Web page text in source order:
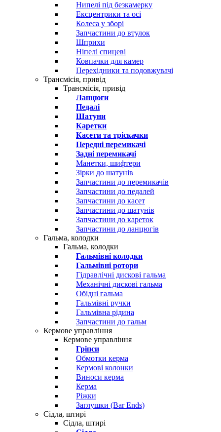
Нипелі під безкамерку
Ексцентрики та осі
Колеса у зборі
Запчастини до втулок
Шприхи
Ніпелі спицеві
Ковпачки для камер
Перехідники та подовжувачі
Трансмісія, привід
Трансмісія, привід
Ланцюги
Педалі
Шатуни
Каретки
Касети та тріскачки
Передні перемикачі
Задні перемикачі
Манетки, шифтери
Зірки до шатунів
Запчастини до перемикачів
Запчастини до педалей
Запчастини до касет
Запчастини до шатунів
Запчастини до кареток
Запчастини до ланцюгів
Гальма, колодки
Гальма, колодки
Гальмівні колодки
Гальмівні ротори
Гідравлічні дискові гальма
Механічні дискові гальма
Обідні гальма
Гальмівні ручки
Гальмівна рідина
Запчастини до гальм
Кермове управління
Кермове управління
Гріпси
Обмотки керма
Кермові колонки
Виноси керма
Керма
Ріжки
Заглушки (Bar Ends)
Сідла, штирі
Сідла, штирі